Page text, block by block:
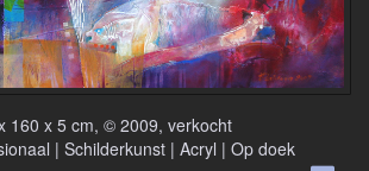
160 x 5 cm, © 2009, verkocht
| Schilderkunst | Acryl | Op doek